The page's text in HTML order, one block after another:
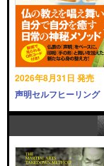
2026年8月31日 発売
声明セルフヒーリング